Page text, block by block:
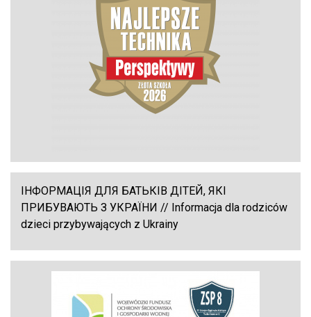
ІНФОРМАЦІЯ ДЛЯ БАТЬКІВ ДІТЕЙ, ЯКІ
ПРИБУВАЮТЬ З УКРАЇНИ // Informacja dla rodziców
dzieci przybywających z Ukrainy